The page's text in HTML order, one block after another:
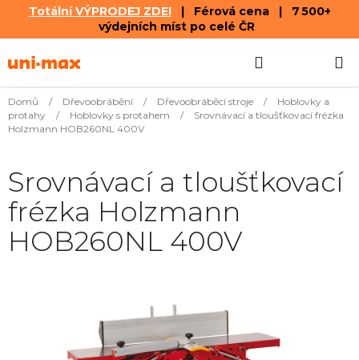
Totální VÝPRODEJ ZDE!| Férová cena | 7 500+
výdejních míst po celé ČR
na
KOŠÍK
Domů / Dřevoobrábění / Dřevoobráběcí stroje /
Hoblovky a
protahy
/ Hoblovky s protahem /
Srovnávací a tloušťkovací frézka
Holzmann HOB260NL 400V
Srovnávací a tloušťkovací
frézka Holzmann
HOB260NL 400V